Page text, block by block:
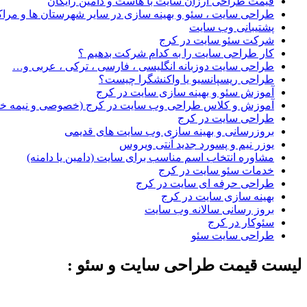
طراحی سایت ، سئو و بهینه سازی در سایر شهرستان ها و
پشتیبانی وب سایت
شرکت سئو سایت در کرج
کار طراحی سایت را به کدام شرکت بدهیم ؟
طراحی سایت دوزبانه انگلیسی ، فارسی ، ترکی ، عربی و…
طراحی ریسپانسیو یا واکنشگرا چیست؟
آموزش سئو و بهینه سازی سایت در کرج
آموزش و کلاس طراحی وب سایت در کرج (خصوصی و
طراحی سایت در کرج
بروزرسانی و بهینه سازی وب سایت های قدیمی
یوزر نیم و پسورد جدید آنتی ویروس
مشاوره انتخاب اسم مناسب برای سایت (دامین یا دامنه)
خدمات سئو سایت در کرج
طراحی حرفه ای سایت در کرج
بهینه سازی سایت در کرج
بروز رسانی سالانه وب سایت
سئوکار در کرج
طراحی سایت سئو
لیست قیمت طراحی سایت و سئو :